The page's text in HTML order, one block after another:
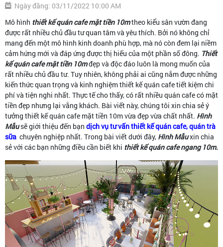
Ngày đăng: 03/11/2022 10:00 AM
Mô hình thiết kế quán cafe mặt tiền 10mtheo kiểu sân vườn đang
được rất nhiều chủ đầu tư quan tâm và yêu thích. Bởi nó không chỉ
mang đến một mô hình kinh doanh phù hợp, mà nó còn đem lại niềm
cảm hứng mới và đáp ứng được thị hiếu của một phần số đông. Thiết
kế quán cafe mặt tiền 10mđẹp và độc đáo luôn là mong muốn của
rất nhiều chủ đầu tư. Tuy nhiên, không phải ai cũng nắm được những
kiến thức quan trọng và kinh nghiệm thiết kế quán cafe tiết kiệm chi
phí và tiện nghi nhất. Thực tế cho thấy, có rất nhiều quán cafe có mặt
tiền đẹp nhưng lại vắng khách. Bài viết này, chúng tôi xin chia sẻ ý
tưởng thiết kế quán cafe mặt tiền 10m vừa đẹp vừa chất nhất. Hình
Mẫusẽ giới thiệu đến bạn dịch vụ tư vấn thiết kế quán cafe, quán trà
sữa chuyên nghiệp nhất. Trong bài viết dưới đây, Hình Mẫuxin chia
sẻ với các bạn những điều cần biết khi thiết kế quán cafe ngang 10m.